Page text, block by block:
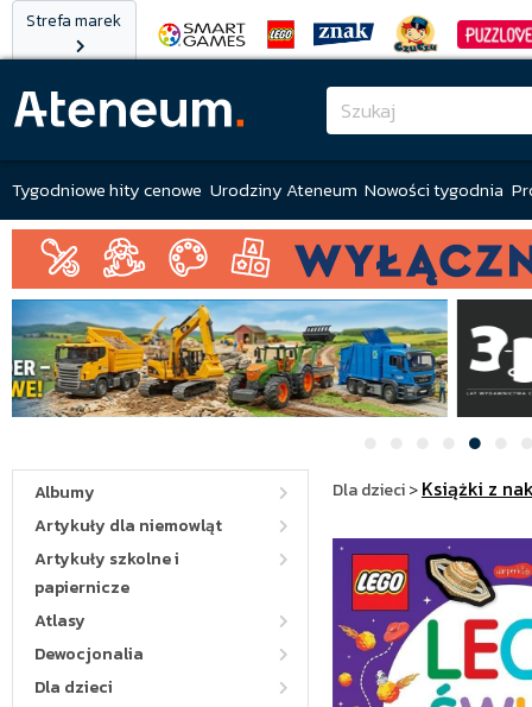
Strefa marek
Tygodniowe hity cenowe Urodziny Ateneum Nowości tygodnia
Albumy
Artykuły dla niemowląt
Artykuły szkolne i
papiernicze
Atlasy
Dewocjonalia
Dla dzieci
Dla dzieci>Książki z